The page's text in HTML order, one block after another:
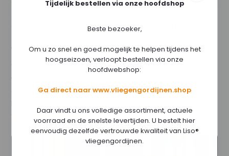
goed, duurzaam en origineel vliegengordijn met u bij Liso zijn!
Vliegengordijnen Liso Hulsjes (Hulzengordijn)
Vliegengordijnen van modelLiso ®zijn dé meest verkochte
vliegengordijnen. Het Vliegengordijn van model Liso ® wordt
ook wel 'Hulzengordijn' genoemd. Dit vliegengordijnen is
verschillende motievenals doe-het-zelf pakket.
Tijdelijk bestellen via onze hoofdshop
Beste bezoeker,
Om u zo snel en goed mogelijk te helpen tijdens het
hoogseizoen, verloopt bestellen via onze
hoofdwebshop:
Ga direct naar www.vliegengordijnen.shop
Daar vindt u ons volledige assortiment, actuele
voorraad en de snelste levertijden. U bestelt hier
eenvoudig dezelfde vertrouwde kwaliteit van Liso®
vliegengordijnen.